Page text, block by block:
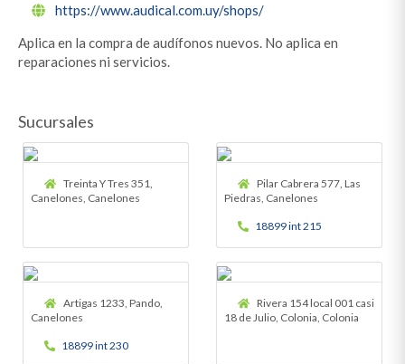
https://www.audical.com.uy/shops/
Aplica en la compra de audífonos nuevos. No aplica en
reparaciones ni servicios.
Sucursales
Treinta Y Tres 351,
Canelones, Canelones
Pilar Cabrera 577, Las
Piedras, Canelones
18899 int 215
Artigas 1233, Pando,
Canelones
18899 int 230
Rivera 154 local 001 casi
18 de Julio, Colonia, Colonia